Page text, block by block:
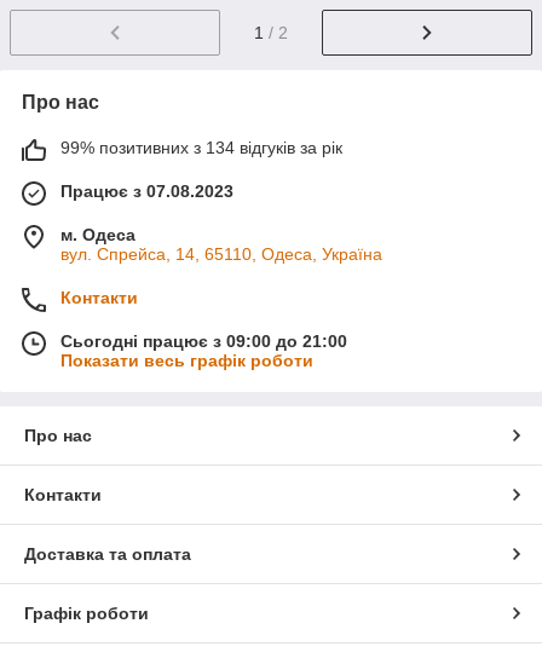
1 / 2
Про нас
99% позитивних з 134 відгуків за рік
Працює з 07.08.2023
м. Одеса
вул. Спрейса, 14, 65110, Одеса, Україна
Контакти
Сьогодні працює з 09:00 до 21:00
Показати весь графік роботи
Про нас
Контакти
Доставка та оплата
Графік роботи